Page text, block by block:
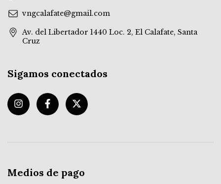
vngcalafate@gmail.com
Av. del Libertador 1440 Loc. 2, El Calafate, Santa
Cruz
Sigamos conectados
Medios de pago